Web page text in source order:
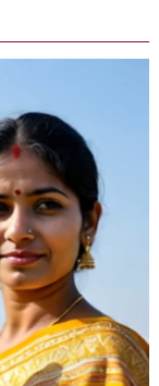
मेंमौतों
की
आशंका